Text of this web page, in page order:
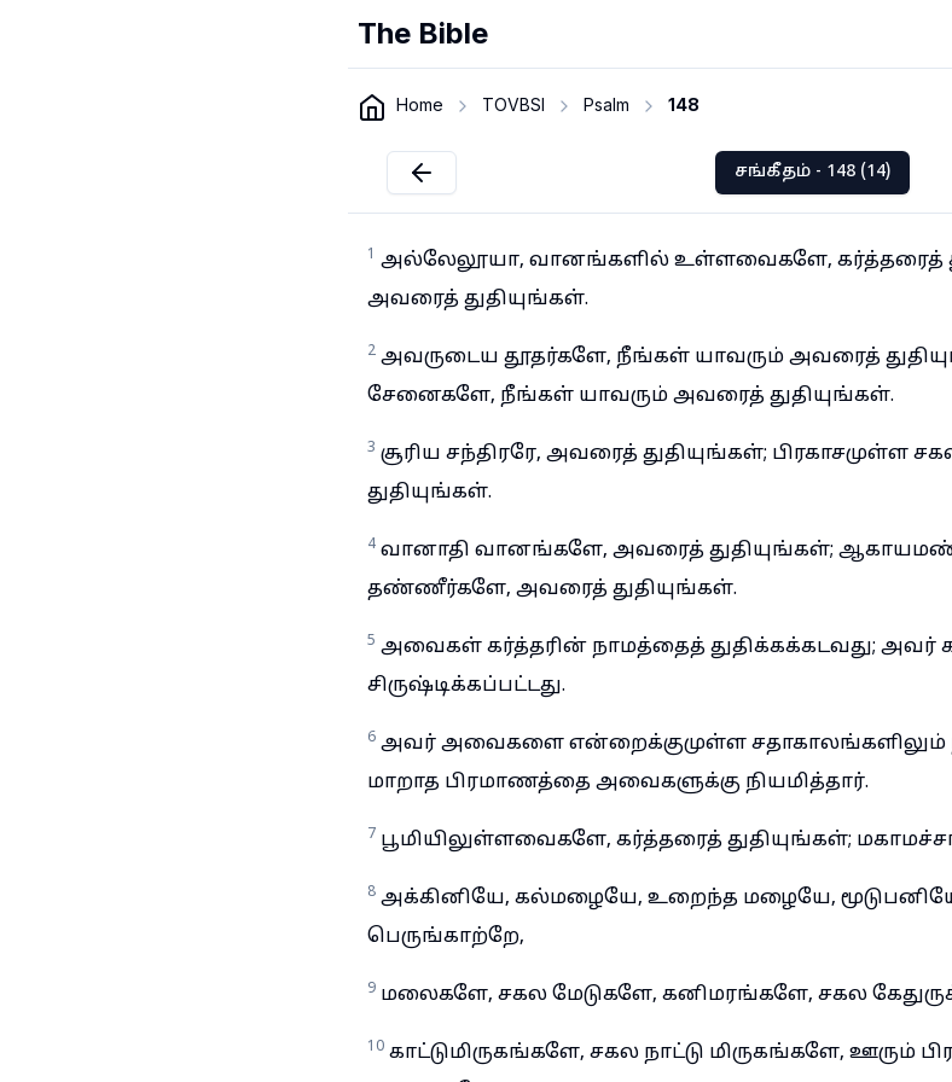
The Bible
Home TOVBSI Psalm 148
சங்கீதம் - 148 (14)
1 அல்லேலூயா, வானங்களில் உள்ளவைகளே, கர்த்தரைத்
அவரைத் துதியுங்கள்.
2 அவருடைய தூதர்களே, நீங்கள் யாவரும் அவரைத்
சேனைகளே, நீங்கள் யாவரும் அவரைத் துதியுங்கள்.
3 சூரிய சந்திரரே, அவரைத் துதியுங்கள்; பிரகாசமுள்ள
துதியுங்கள்.
4 வானாதி வானங்களே, அவரைத் துதியுங்கள்;
தண்ணீர்களே, அவரைத் துதியுங்கள்.
5 அவைகள் கர்த்தரின் நாமத்தைத் துதிக்கக்கடவது;
சிருஷ்டிக்கப்பட்டது.
6 அவர் அவைகளை என்றைக்குமுள்ள சதாகாலங்களிலும்
மாறாத பிரமாணத்தை அவைகளுக்கு நியமித்தார்.
7 பூமியிலுள்ளவைகளே, கர்த்தரைத் துதியுங்கள்;
8 அக்கினியே, கல்மழையே, உறைந்த மழையே,
பெருங்காற்றே,
9 மலைகளே, சகல மேடுகளே, கனிமரங்களே, சகல
10 காட்டுமிருகங்களே, சகல நாட்டு மிருகங்களே, ஊரும்